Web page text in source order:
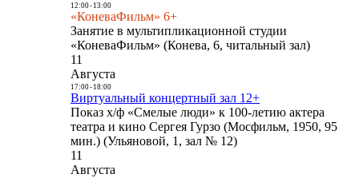
12:00- 13:00
«КоневаФильм» 6+
Занятие в мультипликационной студии
«КоневаФильм» (Конева, 6, читальный зал)
11
Августа
17:00- 18:00
Виртуальный концертный зал 12+
Показ х/ф «Смелые люди» к 100-летию актера
театра и кино Сергея Гурзо (Мосфильм, 1950, 95
мин.) (Ульяновой, 1, зал № 12)
11
Августа